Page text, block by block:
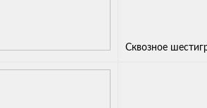
Сквозное